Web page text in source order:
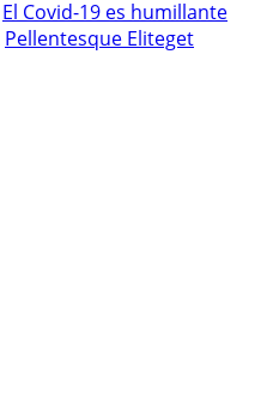
El Covid-19 es humillante
Pellentesque Eliteget